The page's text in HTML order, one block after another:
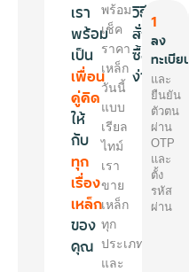
เรา
พร้อม
เป็น
เพื่อน
คู่คิด
ให้
กับ
ทุก
เรื่อง
เหล็ก
ของ
คุณ
พร้อม
เช็ค
ราคา
เหล็ก
วันนี้
แบบ
เรียล
ไทม์
เรา
ขาย
เหล็ก
ทุก
ประเภท
และ
วิธี
สั่ง
ซื้อ
ง่ายๆ
1
ลง
ทะเบียน
และ
ยืนยัน
ตัวตน
ผ่าน
OTP
และ
ตั้ง
รหัส
ผ่าน